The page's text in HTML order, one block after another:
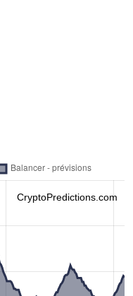
CryptoPredictions.com